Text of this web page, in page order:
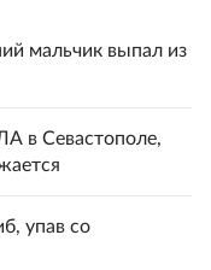
мальчик выпал из
в Севастополе,
упав со